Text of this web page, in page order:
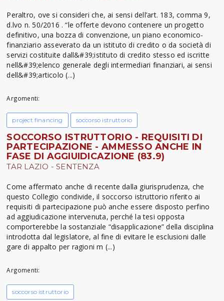
Peraltro, ove si consideri che, ai sensi dell’art. 183, comma 9,
d.lvo n. 50/2016 . “le offerte devono contenere un progetto
definitivo, una bozza di convenzione, un piano economico-
finanziario asseverato da un istituto di credito o da società di
servizi costituite dall&#39;istituto di credito stesso ed iscritte
nell&#39;elenco generale degli intermediari finanziari, ai sensi
dell&#39;articolo (...)
Argomenti:
project financing soccorso istruttorio
SOCCORSO ISTRUTTORIO - REQUISITI DI
PARTECIPAZIONE - AMMESSO ANCHE IN
FASE DI AGGIUIDICAZIONE (83.9)
TAR LAZIO - SENTENZA
Come affermato anche di recente dalla giurisprudenza, che
questo Collegio condivide, il soccorso istruttorio riferito ai
requisiti di partecipazione può anche essere disposto perfino
ad aggiudicazione intervenuta, perché la tesi opposta
comporterebbe la sostanziale “disapplicazione” della disciplina
introdotta dal legislatore, al fine di evitare le esclusioni dalle
gare di appalto per ragioni m (...)
Argomenti:
soccorso istruttorio